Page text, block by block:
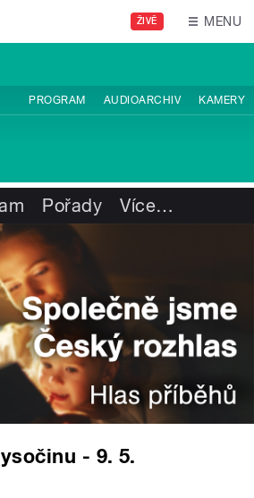
ŽIVĚ MENU
PROGRAM AUDIOARCHIV KAMERY
Pořady Více…
- 9. 5.